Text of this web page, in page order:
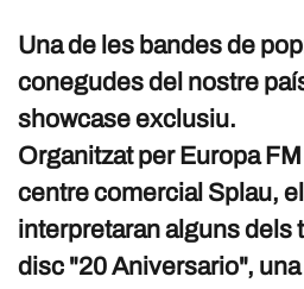
Una de les bandes de
conegudes del nostre
showcase exclusiu.
Organitzat per Europa
centre comercial Splau,
interpretaran alguns dels
disc "20 Aniversario",